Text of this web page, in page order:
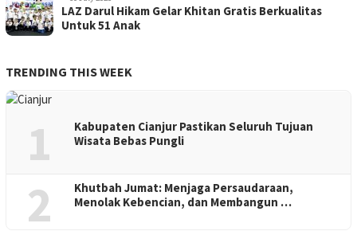
LAZ Darul Hikam Gelar Khitan Gratis Berkualitas
Untuk 51 Anak
TRENDING THIS WEEK
1
Kabupaten Cianjur Pastikan Seluruh Tujuan
Wisata Bebas Pungli
2
Khutbah Jumat: Menjaga Persaudaraan,
Menolak Kebencian, dan Membangun …